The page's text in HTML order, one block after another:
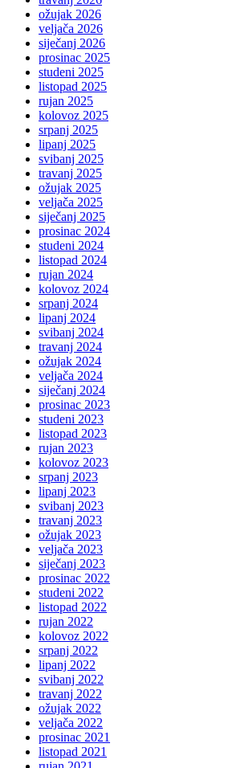
ožujak 2026
veljača 2026
siječanj 2026
prosinac 2025
studeni 2025
listopad 2025
rujan 2025
kolovoz 2025
srpanj 2025
lipanj 2025
svibanj 2025
travanj 2025
ožujak 2025
veljača 2025
siječanj 2025
prosinac 2024
studeni 2024
listopad 2024
rujan 2024
kolovoz 2024
srpanj 2024
lipanj 2024
svibanj 2024
travanj 2024
ožujak 2024
veljača 2024
siječanj 2024
prosinac 2023
studeni 2023
listopad 2023
rujan 2023
kolovoz 2023
srpanj 2023
lipanj 2023
svibanj 2023
travanj 2023
ožujak 2023
veljača 2023
siječanj 2023
prosinac 2022
studeni 2022
listopad 2022
rujan 2022
kolovoz 2022
srpanj 2022
lipanj 2022
svibanj 2022
travanj 2022
ožujak 2022
veljača 2022
prosinac 2021
listopad 2021